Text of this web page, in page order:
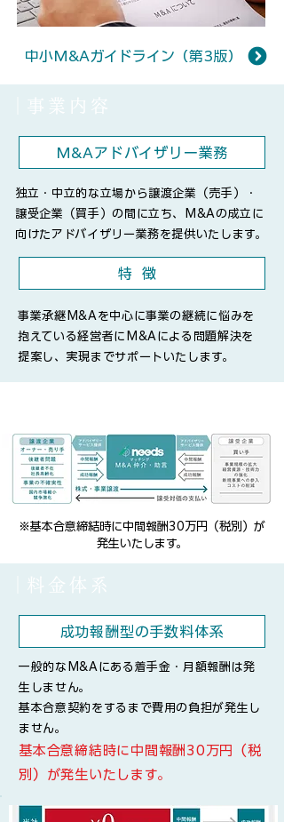
中小M&Aガイドライン（第3版）
​│事業内容
M&Aアドバイザリー業務
独立・中立的な立場から譲渡企業（売手）・
譲受企業（買手）の間に立ち、M&Aの成立に
向けたアドバイザリー業務を提供いたします。
特徴
事業承継M&Aを中心に事業の継続に悩みを
抱えている経営者にM&Aによる問題解決を
提案し、実現までサポートいたします。
※基本合意締結時に中間報酬30万円（税別）が
発生いたします。
​│料金体系
成功報酬型の手数料体系
一般的なM&Aにある着手金・月額報酬は発
生しません。
基本合意契約をするまで費用の負担が発生し
ません。​
​基本合意締結時に中間報酬30万円（税
別）が発生いたします。